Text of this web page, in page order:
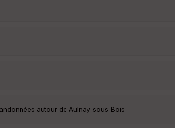
autour de Aulnay-sous-Bois